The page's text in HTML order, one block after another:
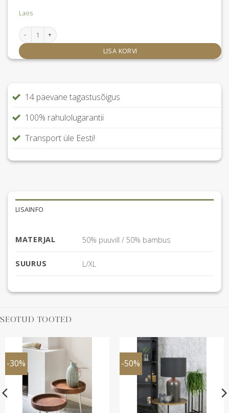
Laos
La Boheme hommikumantel L/XL kogus
LISA KORVI
14 päevane tagastusõigus
100% rahulolugarantii
Transport üle Eesti!
LISAINFO
MATERJAL 50% puuvill / 50% bambus
SUURUS L/XL
SEOTUD TOOTED
-30% -50%